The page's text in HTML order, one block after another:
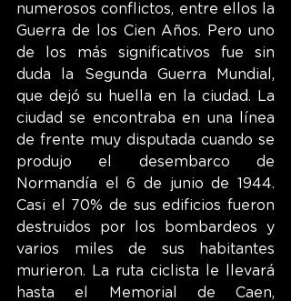
numerosos conflictos, entre ellos la
Guerra de los Cien Años. Pero uno
de los más significativos fue sin
duda la Segunda Guerra Mundial,
que dejó su huella en la ciudad. La
ciudad se encontraba en una línea
de frente muy disputada cuando se
produjo el desembarco de
Normandía el 6 de junio de 1944.
Casi el 70% de sus edificios fueron
destruidos por los bombardeos y
varios miles de sus habitantes
murieron. La ruta ciclista le llevará
hasta el Memorial de Caen,